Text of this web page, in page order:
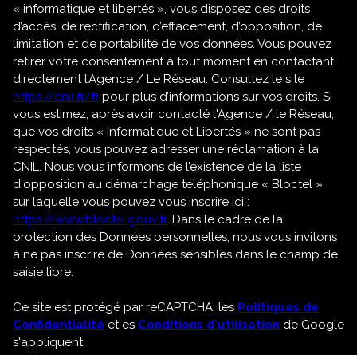
« informatique et libertés », vous disposez des droits
d’accès, de rectification, d’effacement, d’opposition, de
limitation et de portabilité de vos données. Vous pouvez
retirer votre consentement à tout moment en contactant
directement l’Agence / Le Réseau. Consultez le site
https://cnil.fr/fr pour plus d’informations sur vos droits. Si
vous estimez, après avoir contacté l'Agence / le Réseau,
que vos droits « Informatique et Libertés » ne sont pas
respectés, vous pouvez adresser une réclamation à la
CNIL. Nous vous informons de l’existence de la liste
d'opposition au démarchage téléphonique « Bloctel »,
sur laquelle vous pouvez vous inscrire ici :
https://www.bloctel.gouv.fr. Dans le cadre de la
protection des Données personnelles, nous vous invitons
à ne pas inscrire de Données sensibles dans le champ de
saisie libre.
Ce site est protégé par reCAPTCHA, les Politiques de
Confidentialité et es Conditions d'utilisation de Google
s'appliquent.